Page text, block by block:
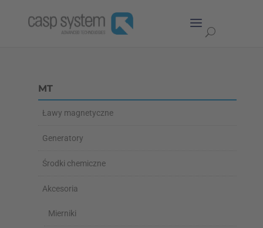
MT
Ławy magnetyczne
Generatory
Środki chemiczne
Akcesoria
Mierniki